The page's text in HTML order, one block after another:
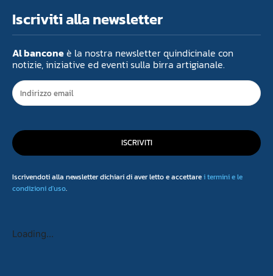
Iscriviti alla newsletter
Al banconeè la nostra newsletter quindicinale con
notizie, iniziative ed eventi sulla birra artigianale.
ISCRIVITI
Iscrivendoti alla newsletter dichiari di aver letto e accettarei termini e le
condizioni d'uso.
Loading...